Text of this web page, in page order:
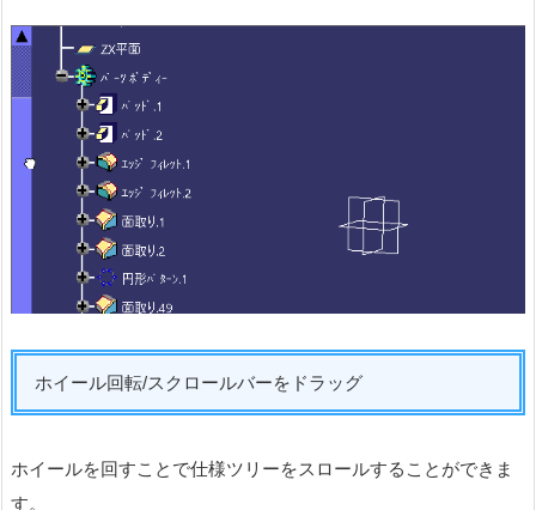
ホイール回転/スクロールバーをドラッグ
ホイールを回すことで仕様ツリーをスロールすることができま
す。